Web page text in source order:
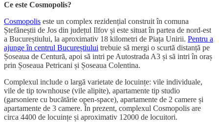
Ce este Cosmopolis?
Cosmopolis este un complex rezidențial construit în comuna
Ștefăneștii de Jos din județul Ilfov și este situat în partea de nord-est
a Bucureștiului, la aproximativ 18 kilometri de Piața Unirii. Pentru a
ajunge în centrul Bucureștiului trebuie să mergi o scurtă distanță pe
Șoseaua de Centură, apoi să intri pe Autostrada A3 și să intri în oraș
prin Șoseaua Petricani și Șoseaua Colentina.
Complexul include o largă varietate de locuințe: vile individuale,
vile de tip townhouse (vile alipite), apartamente tip studio
(garsoniere cu bucătărie open-space), apartamente de 2 camere și
apartamente de 3 camere. În prezent, complexul Cosmopolis are
circa 4400 de locuințe și aproximativ 12000 de locuitori.